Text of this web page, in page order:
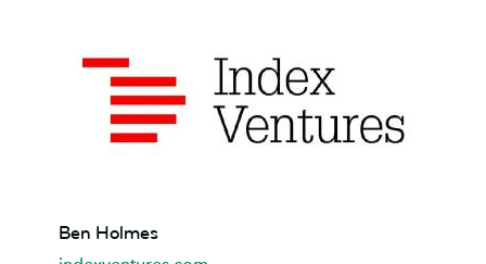
Holmes
Ben Holmes